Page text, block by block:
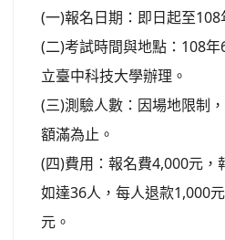
(一)報名日期：即日起至108
(二)考試時間與地點：108
立臺中科技大學辦理。
(三)測驗人數：因場地限制
額滿為止。
(四)費用：報名費4,000元，
如達36人，每人退款1,000
元。